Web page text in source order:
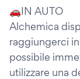
🚗IN AUTO
Alchemica
raggiungerci
possibile
utilizzare una